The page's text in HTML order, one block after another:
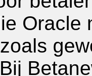
Oracle